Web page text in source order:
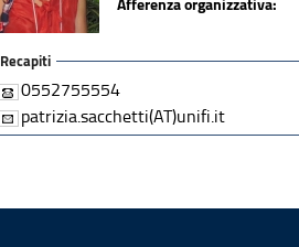
Recapiti
0552755554
patrizia.sacchetti(AT)unifi.it